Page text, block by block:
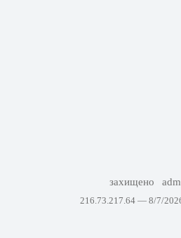
захищено
216.73.217.64 — 8/7/